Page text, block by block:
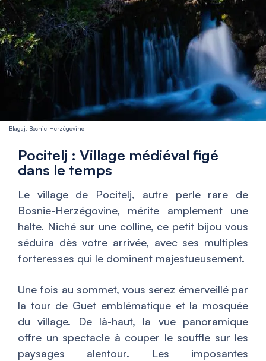
Blagaj, Bosnie-Herzégovine
Pocitelj : Village médiéval figé
dans le temps
Le village de Pocitelj, autre perle rare de
Bosnie-Herzégovine, mérite amplement une
halte. Niché sur une colline, ce petit bijou vous
séduira dès votre arrivée, avec ses multiples
forteresses qui le dominent majestueusement.
Une fois au sommet, vous serez émerveillé par
la tour de Guet emblématique et la mosquée
du village. De là-haut, la vue panoramique
offre un spectacle à couper le souffle sur les
paysages alentour. Les imposantes